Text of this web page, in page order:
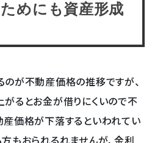
めにも資産形成
が不動産価格の推移ですが、
るとお金が借りにくいので不
価格が下落するといわれてい